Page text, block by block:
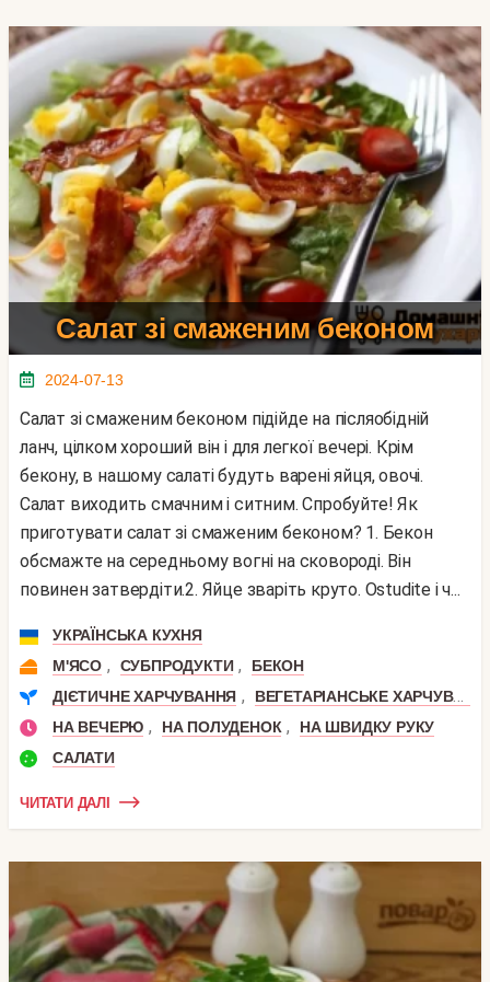
Салат зі смаженим беконом
2024-07-13
Салат зі смаженим беконом підійде на післяобідній
ланч, цілком хороший він і для легкої вечері. Крім
бекону, в нашому салаті будуть варені яйця, овочі.
Салат виходить смачним і ситним. Спробуйте! Як
приготувати салат зі смаженим беконом? 1. Бекон
обсмажте на середньому вогні на сковороді. Він
повинен затвердіти.2. Яйце зваріть круто. Ostudite і ч...
УКРАЇНСЬКА КУХНЯ
М'ЯСО , СУБПРОДУКТИ ,
БЕКОН
ДІЄТИЧНЕ ХАРЧУВАННЯ ,
ВЕГЕТАРІАНСЬКЕ ХАРЧУВАННЯ
НА ВЕЧЕРЮ , НА ПОЛУДЕНОК ,
НА ШВИДКУ РУКУ
САЛАТИ
ЧИТАТИ ДАЛІ